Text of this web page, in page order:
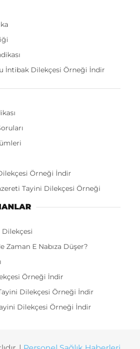
İntibak Dilekçesi Örneği İndir
Örneği İndir
Tayini Dilekçesi Örneği
Zaman E Nabıza Düşer?
Örneği İndir
Dilekçesi Örneği İndir
Dilekçesi Örneği İndir